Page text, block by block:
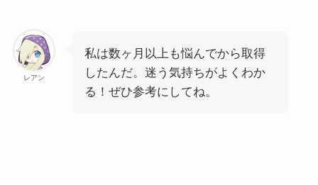
レアン
私は数ヶ月以上も悩んでから取得
したんだ。迷う気持ちがよくわか
る！ぜひ参考にしてね。